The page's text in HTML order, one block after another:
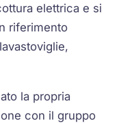
elettrica e si
riferimento
la propria
con il gruppo